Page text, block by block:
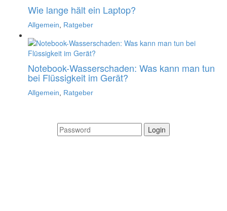
Wie lange hält ein Laptop?
Allgemein Ratgeber
Notebook-Wasserschaden: Was kann man tun
bei Flüssigkeit im Gerät?
Allgemein Ratgeber
Login